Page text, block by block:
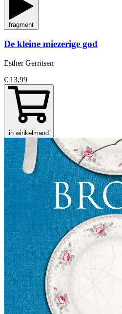
fragment
De kleine miezerige god
Esther Gerritsen
€ 13,99
in winkelmand